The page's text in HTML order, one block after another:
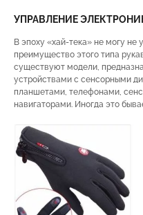
УПРАВЛЕНИЕ
В эпоху «хай-тека» не могу не
преимущество этого типа
существуют модели,
устройствами с сенсорными
планшетами, телефонами,
навигаторами. Иногда это